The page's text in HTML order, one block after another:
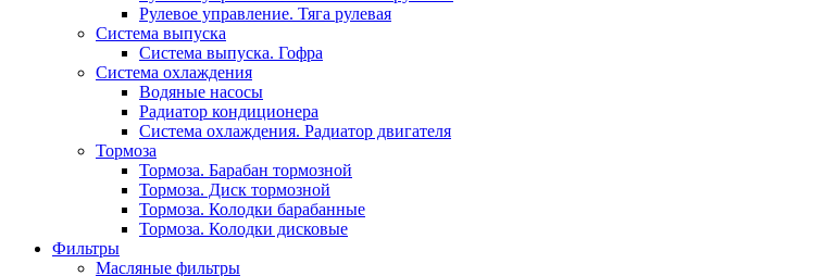
Рулевое управление. Тяга рулевая
Система выпуска
Система выпуска. Гофра
Система охлаждения
Водяные насосы
Радиатор кондиционера
Система охлаждения. Радиатор двигателя
Тормоза
Тормоза. Барабан тормозной
Тормоза. Диск тормозной
Тормоза. Колодки барабанные
Тормоза. Колодки дисковые
Фильтры
Масляные фильтры